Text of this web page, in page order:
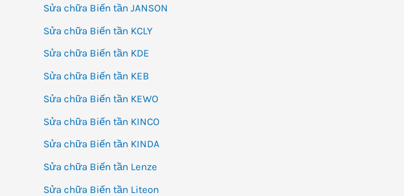
Sửa chữa Biến tần JANSON
Sửa chữa Biến tần KCLY
Sửa chữa Biến tần KDE
Sửa chữa Biến tần KEB
Sửa chữa Biến tần KEWO
Sửa chữa Biến tần KINCO
Sửa chữa Biến tần KINDA
Sửa chữa Biến tần Lenze
Sửa chữa Biến tần Liteon